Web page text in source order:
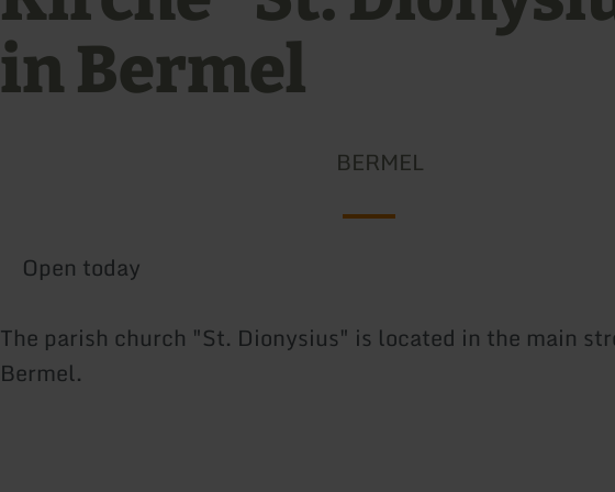
in Bermel
BERMEL
Open today
The parish church "St. Dionysius" is located in the main
Bermel.